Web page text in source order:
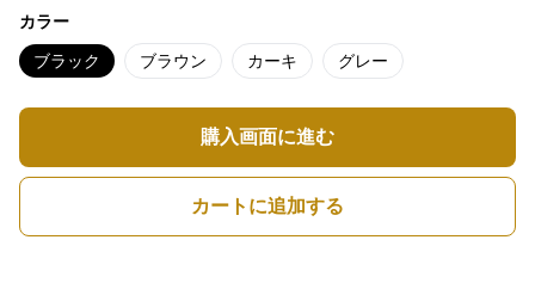
カラー
ブラック ブラウン カーキ グレー
購入画面に進む
カートに追加する